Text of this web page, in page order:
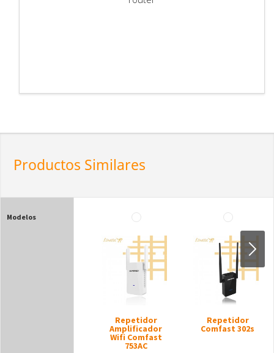
Productos Similares
Modelos
Repetidor
Amplificador
Wifi Comfast
753AC
Repetidor
Comfast 302s